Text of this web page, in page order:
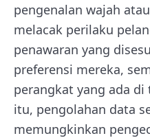
pengenalan wajah
melacak perilaku
penawaran yang
preferensi mereka,
perangkat yang ada
itu, pengolahan data
memungkinkan